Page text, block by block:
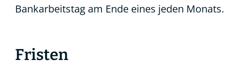
Bankarbeitstag am Ende eines jeden Monats.
Fristen